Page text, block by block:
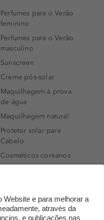
Perfumes para o Verão
feminino
Perfumes para o Verão
masculino
Sunscreen
Creme pós-solar
Maquilhagem à prova
de água
Maquilhagem natural
Protetor solar para
Cabelo
Cosméticos coreanos
Perfumes árabes
Novidades